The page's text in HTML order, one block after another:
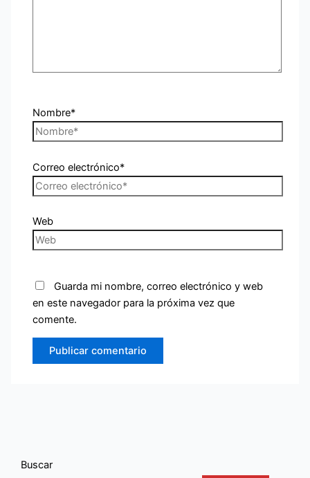
Nombre*
Correo electrónico*
Web
Guarda mi nombre, correo electrónico y web
en este navegador para la próxima vez que
comente.
Buscar